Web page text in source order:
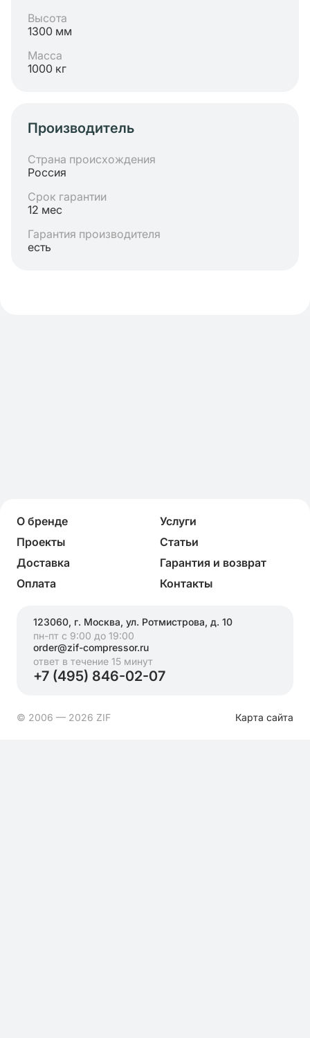
Высота
1300 мм
Масса
1000 кг
Производитель
Страна происхождения
Россия
Срок гарантии
12 мес
Гарантия производителя
есть
О бренде
Услуги
Проекты
Статьи
Доставка
Гарантия и возврат
Оплата
Контакты
123060, г. Москва, ул. Ротмистрова, д. 10
пн-пт с 9:00 до 19:00
order@zif-compressor.ru
ответ в течение 15 минут
+7 (495) 846-02-07
© 2006 — 2026 ZIF Карта сайта